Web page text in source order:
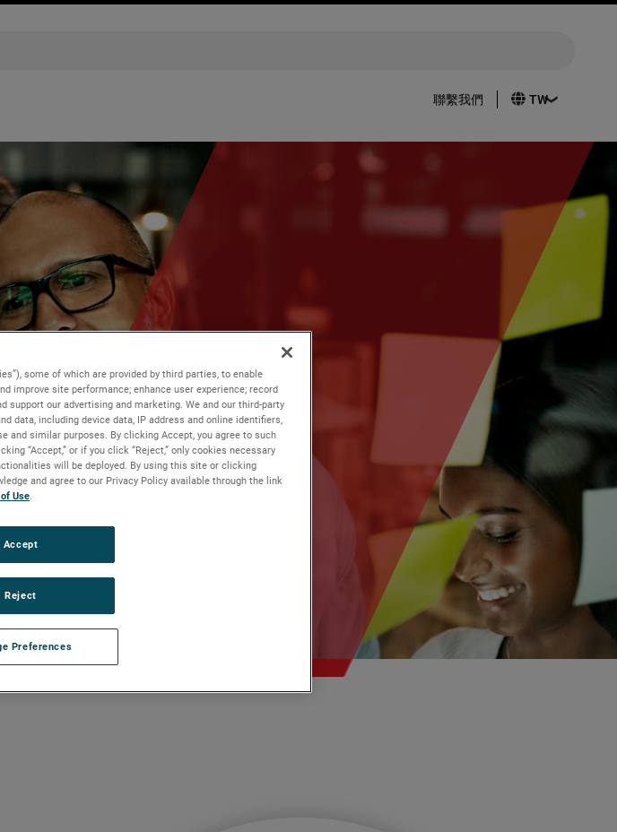
聯繫我們
some of which are provided by third parties, to enable
improve site performance; enhance user experience; record
support our advertising and marketing. We and our third-party
data, including device data, IP address and online identifiers,
and similar purposes. By clicking Accept, you agree to such
“Accept,” or if you click “Reject,” only cookies necessary
will be deployed. By using this site or clicking
and agree to our Privacy Policy available through the link
Use.
Preferences
Reject
Accept